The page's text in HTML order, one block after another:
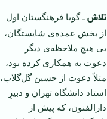
تلاشـ گویا فرهنگستان اول
از بخش عمده‌ی شایستگان،
بی هیچ ملاحظه‌ی دیگر
دعوت به همكاری كرده بود،
مثلاً دعوت از حسین گل‌گلاب،
استاد دانشگاه تهران و دبیرِ
دارالفنون، كه پیش از